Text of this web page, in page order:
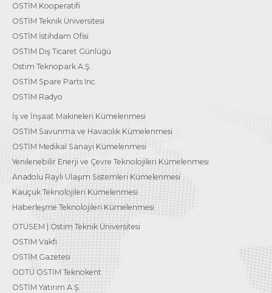
OSTİM Kooperatifi
OSTİM Teknik Üniversitesi
OSTİM İstihdam Ofisi
OSTİM Dış Ticaret Günlüğü
Ostim Teknopark A.Ş.
OSTİM Spare Parts Inc.
OSTİM Radyo
İş ve İnşaat Makineleri Kümelenmesi
OSTİM Savunma ve Havacılık Kümelenmesi
OSTİM Medikal Sanayi Kümelenmesi
Yenilenebilir Enerji ve Çevre Teknolojileri Kümelenmesi
Anadolu Raylı Ulaşım Sistemleri Kümelenmesi
Kauçuk Teknolojileri Kümelenmesi
Haberleşme Teknolojileri Kümelenmesi
OTÜSEM | Ostim Teknik Üniversitesi
OSTİM Vakfı
OSTİM Gazetesi
ODTÜ OSTİM Teknokent
OSTİM Yatırım A.Ş.